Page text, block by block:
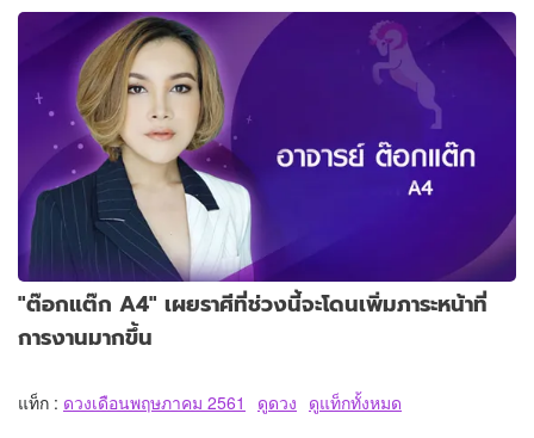
"ต๊อกแต๊ก A4" เผยราศีที่ช่วงนี้จะโดนเพิ่มภาระหน้าที่
การงานมากขึ้น
แท็ก : ดวงเดือนพฤษภาคม 2561 ดูดวง ดูแท็กทั้งหมด